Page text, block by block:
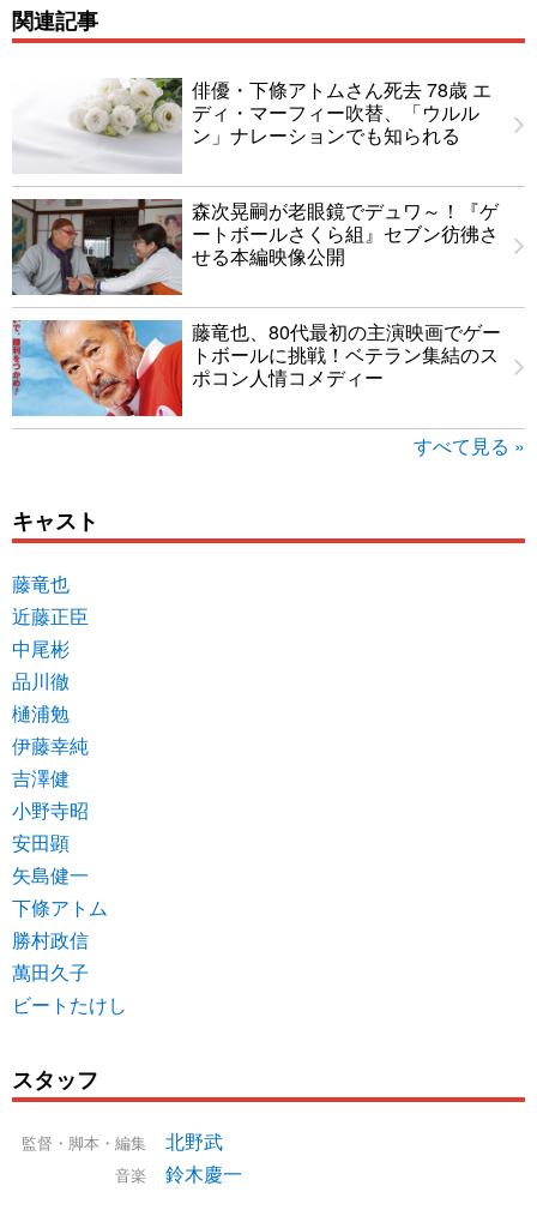
関連記事
俳優・下條アトムさん死去 78歳 エ
ディ・マーフィー吹替、「ウルル
ン」ナレーションでも知られる
森次晃嗣が老眼鏡でデュワ～！『ゲ
ートボールさくら組』セブン彷彿さ
せる本編映像公開
藤竜也、80代最初の主演映画でゲー
トボールに挑戦！ベテラン集結のス
ポコン人情コメディー
すべて見る »
キャスト
藤竜也
近藤正臣
中尾彬
品川徹
樋浦勉
伊藤幸純
吉澤健
小野寺昭
安田顕
矢島健一
下條アトム
勝村政信
萬田久子
ビートたけし
スタッフ
監督・脚本・編集 北野武
音楽 鈴木慶一